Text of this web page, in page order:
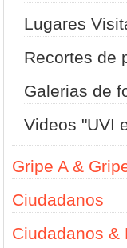
Lugares
Recortes de
Galerias de
Videos "UVI
Gripe A &
Ciudadanos
Ciudadanos &